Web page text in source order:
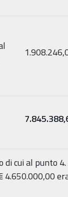
cui al punto
4.650.000,00